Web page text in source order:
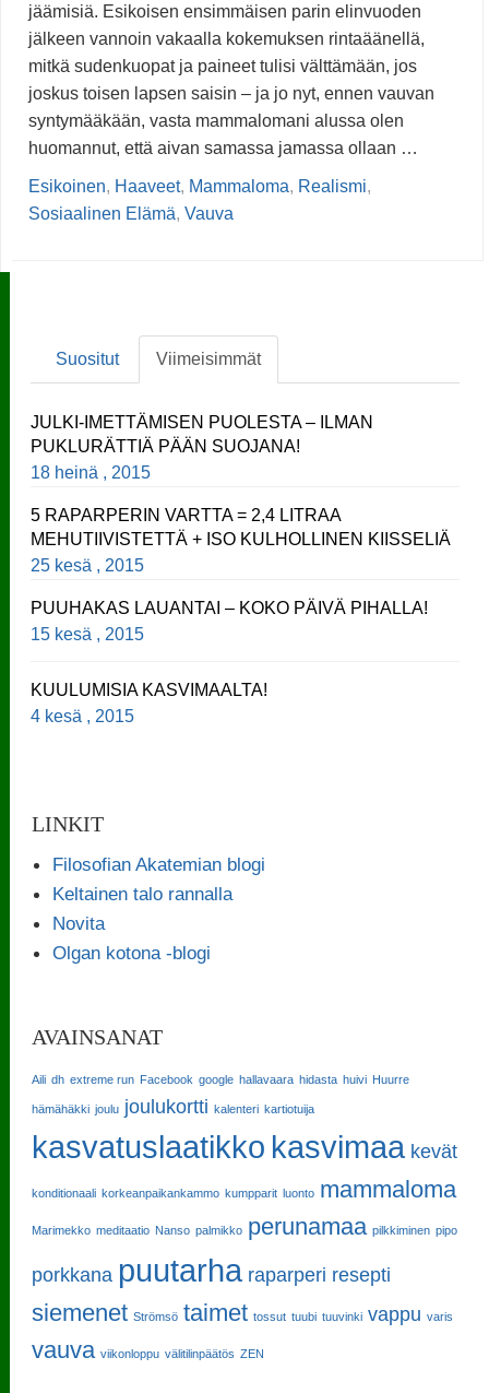
jäämisiä. Esikoisen ensimmäisen parin elinvuoden
jälkeen vannoin vakaalla kokemuksen rintaäänellä,
mitkä sudenkuopat ja paineet tulisi välttämään, jos
joskus toisen lapsen saisin – ja jo nyt, ennen vauvan
syntymääkään, vasta mammalomani alussa olen
huomannut, että aivan samassa jamassa ollaan …
Esikoinen, Haaveet, Mammaloma, Realismi,
Sosiaalinen Elämä, Vauva
Suositut Viimeisimmät
JULKI-IMETTÄMISEN PUOLESTA – ILMAN
PUKLURÄTTIÄ PÄÄN SUOJANA!
18 heinä , 2015
5 RAPARPERIN VARTTA = 2,4 LITRAA
MEHUTIIVISTETTÄ + ISO KULHOLLINEN KIISSELIÄ
25 kesä , 2015
PUUHAKAS LAUANTAI – KOKO PÄIVÄ PIHALLA!
15 kesä , 2015
KUULUMISIA KASVIMAALTA!
4 kesä , 2015
LINKIT
Filosofian Akatemian blogi
Keltainen talo rannalla
Novita
Olgan kotona -blogi
AVAINSANAT
Aili dh extreme run Facebook google hallavaara hidasta huivi Huurre
hämähäkki joulu joulukortti kalenteri kartiotuija
kasvatuslaatikko kasvimaa kevät
konditionaali korkeanpaikankammo kumpparit luonto mammaloma
Marimekko meditaatio Nanso palmikko perunamaa pilkkiminen pipo
porkkana puutarha raparperi resepti
siemenet Strömsö taimet tossut tuubi tuuvinki vappu varis
vauva viikonloppu välitilinpäätös ZEN